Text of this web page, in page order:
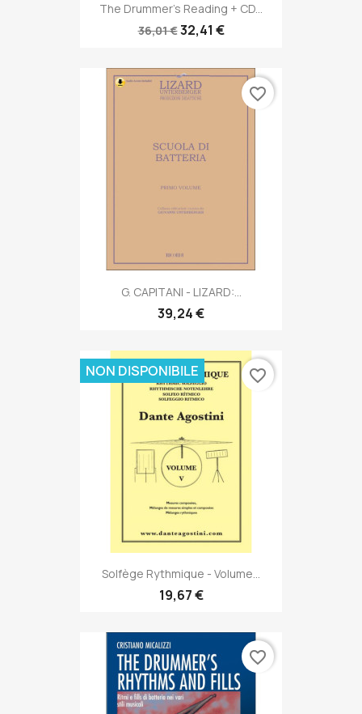
The Drummer's Reading + CD...
36,01 €32,41 €
G. CAPITANI - LIZARD:...
39,24 €
favorite_border
Solfège Rythmique - Volume...
19,67 €
NON DISPONIBILE favorite_border
favorite_border